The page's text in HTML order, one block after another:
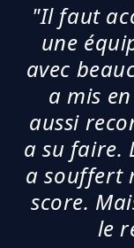
"Il faut
une
avec
a mis
aussi
a su faire.
a souffert
score.
le